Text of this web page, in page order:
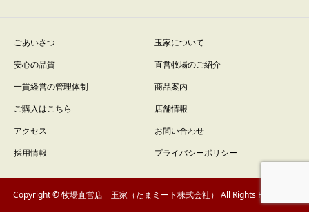
ごあいさつ
玉家について
安心の品質
直営牧場のご紹介
一貫経営の管理体制
商品案内
ご購入はこちら
店舗情報
アクセス
お問い合わせ
採用情報
プライバシーポリシー
Copyright © 牧場直営店 玉家（たまミート株式会社） All Rights Reserved.